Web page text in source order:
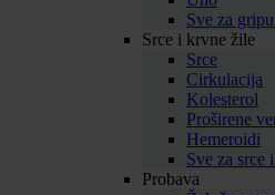
Sve za
Srce i krvne žile
Srce
Cirkulacija
Kolesterol
Proširene
Hemeroidi
Sve za srce
Probava